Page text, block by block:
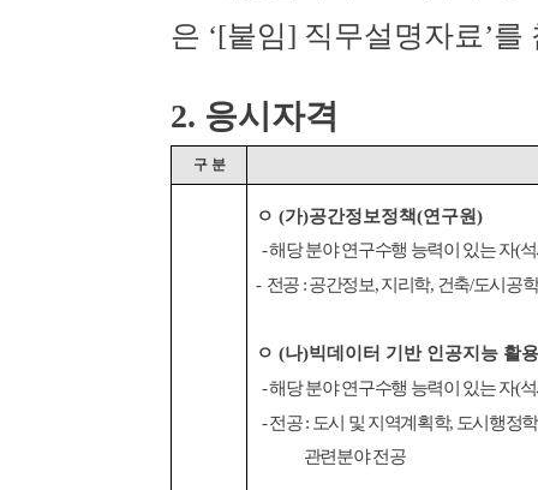
은 ‘[붙임] 직무설명자료’를
2. 응시자격
구 분
ㅇ (가)공간정보정책(연구원)
-해당 분야 연구수행 능력이 있는 자(
- 전공 :공간정보,지리학, 건축/도시공학
ㅇ (나)빅데이터 기반 인공지능 활
-해당분야 연구수행 능력이 있는 자(
-전공: 도시 및 지역계획학, 도시행정학
관련분야 전공